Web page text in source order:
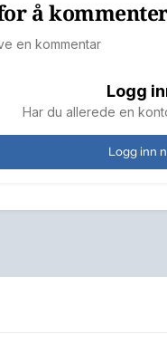
å
en kommentar
Logg
Har du allerede en
Logg inn